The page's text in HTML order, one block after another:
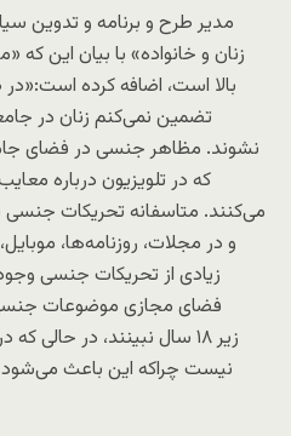
مدیر طرح و برنامه و تدوین
زنان و خانواده» با بیان این
بالا است، اضافه کرده
تضمین نمی‌کنم زنان در
نشوند. مظاهر جنسی در فضای
که در تلویزیون درباره
می‌کنند. متاسفانه تحریکات جنسی
و در مجلات، روزنامه‌ها،
زیادی از تحریکات جنسی
فضای مجازی موضوعات
زیر ۱۸ سال نبینند، در
نیست چراکه این باعث